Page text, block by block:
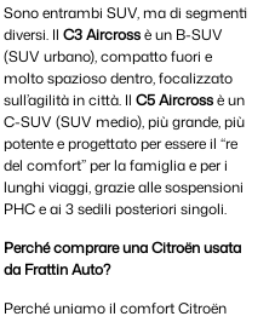
Sono entrambi SUV, ma di segmenti
diversi. Il C3 Aircrossè un B-SUV
(SUV urbano), compatto fuori e
molto spazioso dentro, focalizzato
sull’agilità in città. Il C5 Aircrossè un
C-SUV (SUV medio), più grande, più
potente e progettato per essere il “re
del comfort” per la famiglia e per i
lunghi viaggi, grazie alle sospensioni
PHC e ai 3 sedili posteriori singoli.
Perché comprare una Citroën usata
da Frattin Auto?
Perché uniamo il comfort Citroën